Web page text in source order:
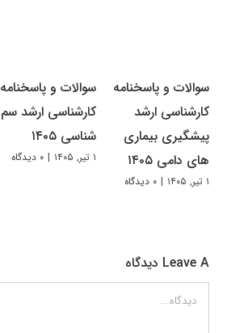
سوالات و پاسخنامه
کارشناسی ارشد
پیشگیری بیماری
های دامی ۱۴۰۵
۱ تیر, ۱۴۰۵ | ۰ دیدگاه
سوالات و پاسخنامه
کارشناسی ارشد سم
شناسی ۱۴۰۵
۱ تیر, ۱۴۰۵ | ۰ دیدگاه
Leave A دیدگاه
دیدگاه